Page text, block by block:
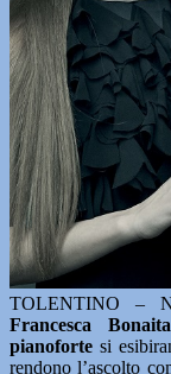
TOLENTINO –
Francesca
pianoforte si
rendono l’ascolto